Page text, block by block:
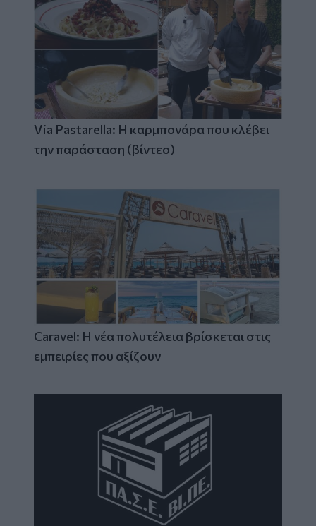
Via Pastarella: Η καρμπονάρα που κλέβει
την παράσταση (βίντεο)
Caravel: Η νέα πολυτέλεια βρίσκεται στις
εμπειρίες που αξίζουν